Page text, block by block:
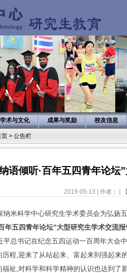
学术与文化 成果与奖励 校友信息
页 > 公告栏
语倾听·百年五四青年论坛
2019-05-13 | 作者： | 【
米科学中心研究生学术委员会为弘扬五
年五四青年论坛”大型研究生学术交流报
平总书记在纪念五四运动一百周年大会
历程,迎来了从站起来、富起来到强起来
福祉,对科学和科学精神的认识也达到了